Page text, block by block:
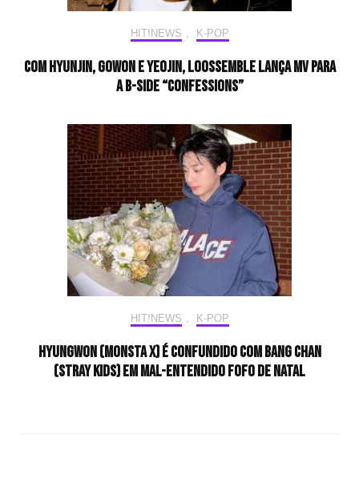
HIT!NEWS , K-POP
Com Hyunjin, Gowon e Yeojin, Loossemble lança MV para
a b-side “Confessions”
HIT!NEWS , K-POP
Hyungwon (MONSTA X) é confundido com Bang Chan
(Stray Kids) em mal-entendido fofo de natal